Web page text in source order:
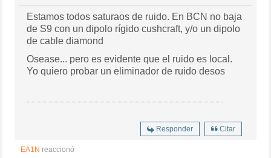
Estamos todos saturaos de ruido. En BCN no baja
de S9 con un dipolo rígido cushcraft, y/o un dipolo
de cable diamond
Osease... pero es evidente que el ruido es local.
Yo quiero probar un eliminador de ruido desos
Responder Citar
EA1N reaccionó